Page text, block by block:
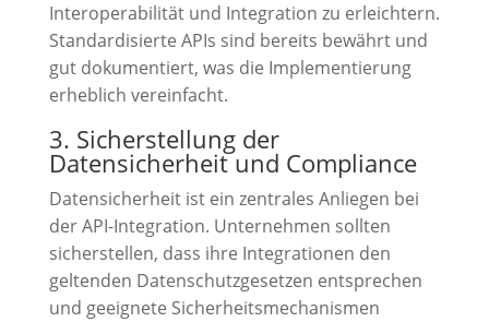
Interoperabilität und Integration zu erleichtern.
Standardisierte APIs sind bereits bewährt und
gut dokumentiert, was die Implementierung
erheblich vereinfacht.
3. Sicherstellung der
Datensicherheit und Compliance
Datensicherheit ist ein zentrales Anliegen bei
der API-Integration. Unternehmen sollten
sicherstellen, dass ihre Integrationen den
geltenden Datenschutzgesetzen entsprechen
und geeignete Sicherheitsmechanismen